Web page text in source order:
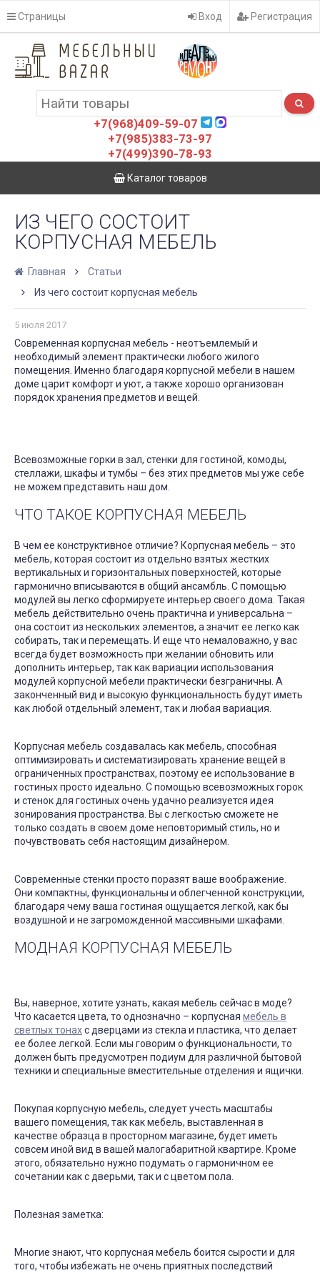
Страницы Вход Регистрация
+7(968)409-59-07
+7(985)383-73-97
+7(499)390-78-93
Каталог товаров
ИЗ ЧЕГО СОСТОИТ
КОРПУСНАЯ МЕБЕЛЬ
Главная
Статьи
Из чего состоит корпусная мебель
5 июля 2017
Современная корпусная мебель - неотъемлемый и
необходимый элемент практически любого жилого
помещения. Именно благодаря корпусной мебели в нашем
доме царит комфорт и уют, а также хорошо организован
порядок хранения предметов и вещей.
Всевозможные горки в зал, стенки для гостиной, комоды,
стеллажи, шкафы и тумбы – без этих предметов мы уже себе
не можем представить наш дом.
ЧТО ТАКОЕ КОРПУСНАЯ МЕБЕЛЬ
В чем ее конструктивное отличие? Корпусная мебель – это
мебель, которая состоит из отдельно взятых жестких
вертикальных и горизонтальных поверхностей, которые
гармонично вписываются в общий ансамбль. С помощью
модулей вы легко сформируете интерьер своего дома. Такая
мебель действительно очень практична и универсальна –
она состоит из нескольких элементов, а значит ее легко как
собирать, так и перемещать. И еще что немаловажно, у вас
всегда будет возможность при желании обновить или
дополнить интерьер, так как вариации использования
модулей корпусной мебели практически безграничны. А
законченный вид и высокую функциональность будут иметь
как любой отдельный элемент, так и любая вариация.
Корпусная мебель создавалась как мебель, способная
оптимизировать и систематизировать хранение вещей в
ограниченных пространствах, поэтому ее использование в
гостиных просто идеально. С помощью всевозможных горок
и стенок для гостиных очень удачно реализуется идея
зонирования пространства. Вы с легкостью сможете не
только создать в своем доме неповторимый стиль, но и
почувствовать себя настоящим дизайнером.
Современные стенки просто поразят ваше воображение.
Они компактны, функциональны и облегченной конструкции,
благодаря чему ваша гостиная ощущается легкой, как бы
воздушной и не загроможденной массивными шкафами.
МОДНАЯ КОРПУСНАЯ МЕБЕЛЬ
Вы, наверное, хотите узнать, какая мебель сейчас в моде?
Что касается цвета, то однозначно – корпусная мебель в
светлых тонахс дверцами из стекла и пластика, что делает
ее более легкой. Если мы говорим о функциональности, то
должен быть предусмотрен подиум для различной бытовой
техники и специальные вместительные отделения и ящички.
Покупая корпусную мебель, следует учесть масштабы
вашего помещения, так как мебель, выставленная в
качестве образца в просторном магазине, будет иметь
совсем иной вид в вашей малогабаритной квартире. Кроме
этого, обязательно нужно подумать о гармоничном ее
сочетании как с дверьми, так и с цветом пола.
Полезная заметка:
Многие знают, что корпусная мебель боится сырости и для
того, чтобы избежать не очень приятных последствий